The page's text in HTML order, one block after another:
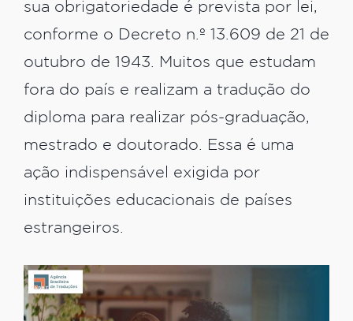
sua obrigatoriedade é prevista por lei,
conforme o Decreto n.º 13.609 de 21 de
outubro de 1943. Muitos que estudam
fora do país e realizam a tradução do
diploma para realizar pós-graduação,
mestrado e doutorado. Essa é uma
ação indispensável exigida por
instituições educacionais de países
estrangeiros.